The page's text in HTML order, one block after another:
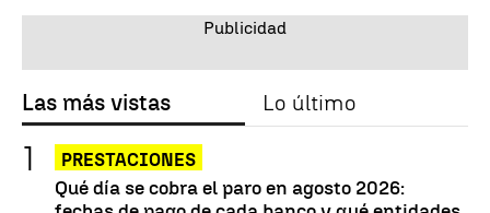
Las más vistas Lo último
PRESTACIONES
Qué día se cobra el paro en agosto 2026: